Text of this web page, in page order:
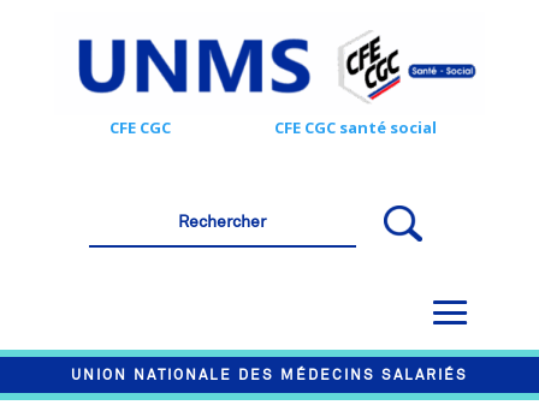
CFE CGC CFE CGC santé social
UNION NATIONALE DES MÉDECINS SALARIÉS